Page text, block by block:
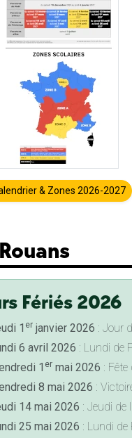
& Zones 2026-2027
Fériés 2026
1 erjanvier 2026 : Jour
6 avril 2026 : Lundi de
1 ermai 2026 : Fête
8 mai 2026 :
14 mai 2026 : Jeudi de
25 mai 2026 : Lundi de